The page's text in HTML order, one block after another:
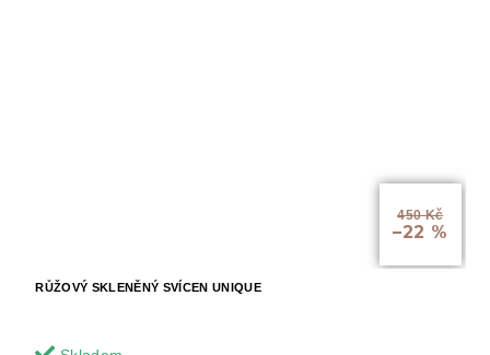
450 Kč
–22 %
RŮŽOVÝ SKLENĚNÝ SVÍCEN UNIQUE